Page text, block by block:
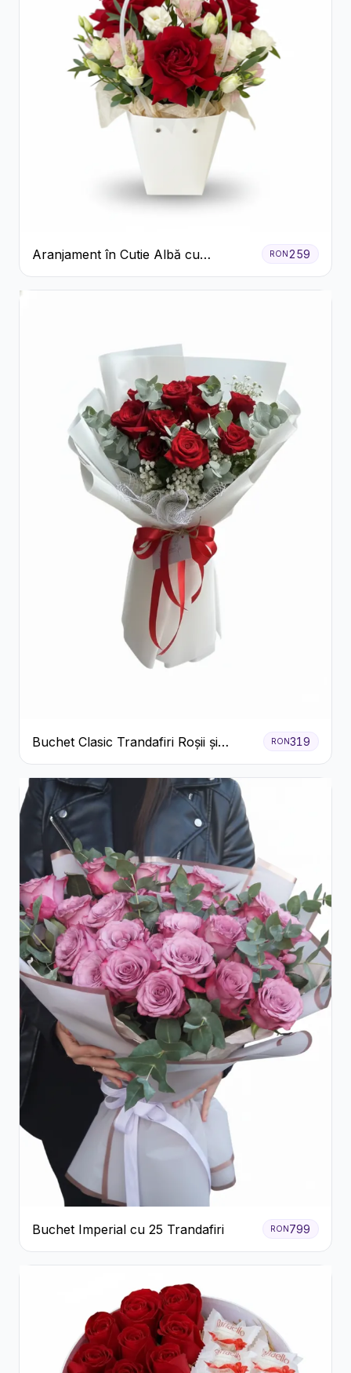
Aranjament în Cutie Albă cu
Trandafiri Roșii și Lisianthus
RON259
Buchet Clasic Trandafiri Roșii și
Eucalipt
RON319
Buchet Imperial cu 25 Trandafiri RON 799